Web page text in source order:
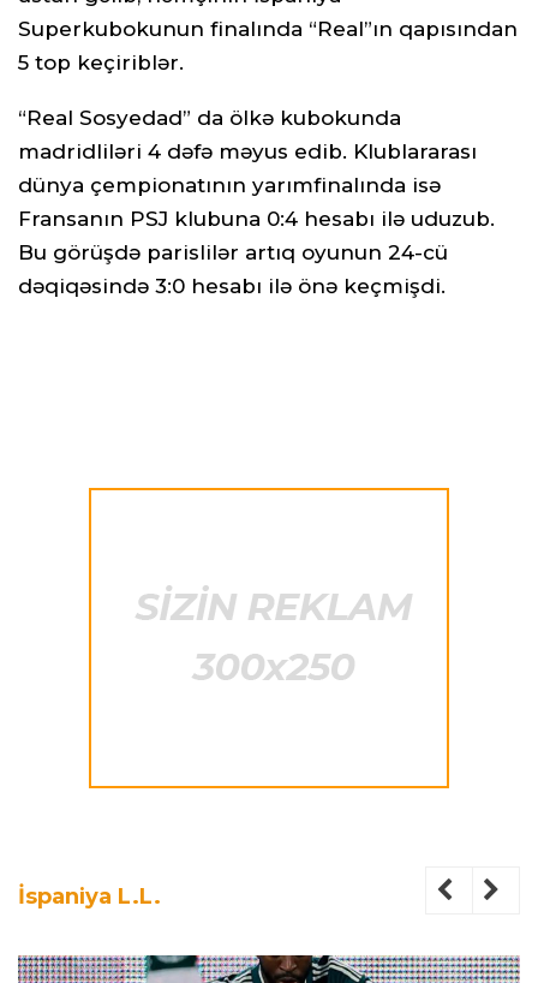
Superkubokunun finalında “Real”ın qapısından
5 top keçiriblər.
“Real Sosyedad” da ölkə kubokunda
madridliləri 4 dəfə məyus edib. Klublararası
dünya çempionatının yarımfinalında isə
Fransanın PSJ klubuna 0:4 hesabı ilə uduzub.
Bu görüşdə parislilər artıq oyunun 24-cü
dəqiqəsində 3:0 hesabı ilə önə keçmişdi.
İspaniya L.L.